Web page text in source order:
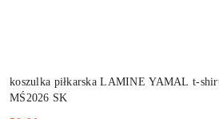
koszulka piłkarska LAMINE YAMAL t-
MŚ2026 SK